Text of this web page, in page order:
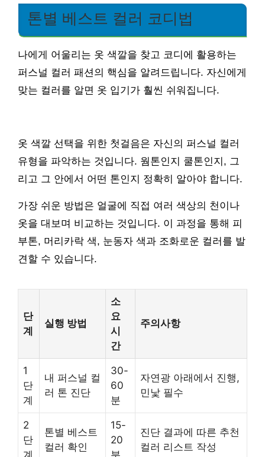
톤별 베스트 컬러 코디법
나에게 어울리는 옷 색깔을 찾고 코디에 활용하는
퍼스널 컬러 패션의 핵심을 알려드립니다. 자신에게
맞는 컬러를 알면 옷 입기가 훨씬 쉬워집니다.
옷 색깔 선택을 위한 첫걸음은 자신의 퍼스널 컬러
유형을 파악하는 것입니다. 웜톤인지 쿨톤인지, 그
리고 그 안에서 어떤 톤인지 정확히 알아야 합니다.
가장 쉬운 방법은 얼굴에 직접 여러 색상의 천이나
옷을 대보며 비교하는 것입니다. 이 과정을 통해 피
부톤, 머리카락 색, 눈동자 색과 조화로운 컬러를 발
견할 수 있습니다.
단
계
실행 방법
소
요
시
간
주의사항
1
단
계
내 퍼스널 컬
러 톤 진단
30-
60
분
자연광 아래에서 진행,
민낯 필수
2
단
계
톤별 베스트
컬러 확인
15-
20
분
진단 결과에 따른 추천
컬러 리스트 작성